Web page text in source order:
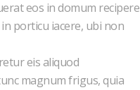
eos in domum recipere
porticu iacere, ubi non
eis aliquod
magnum frigus, quia